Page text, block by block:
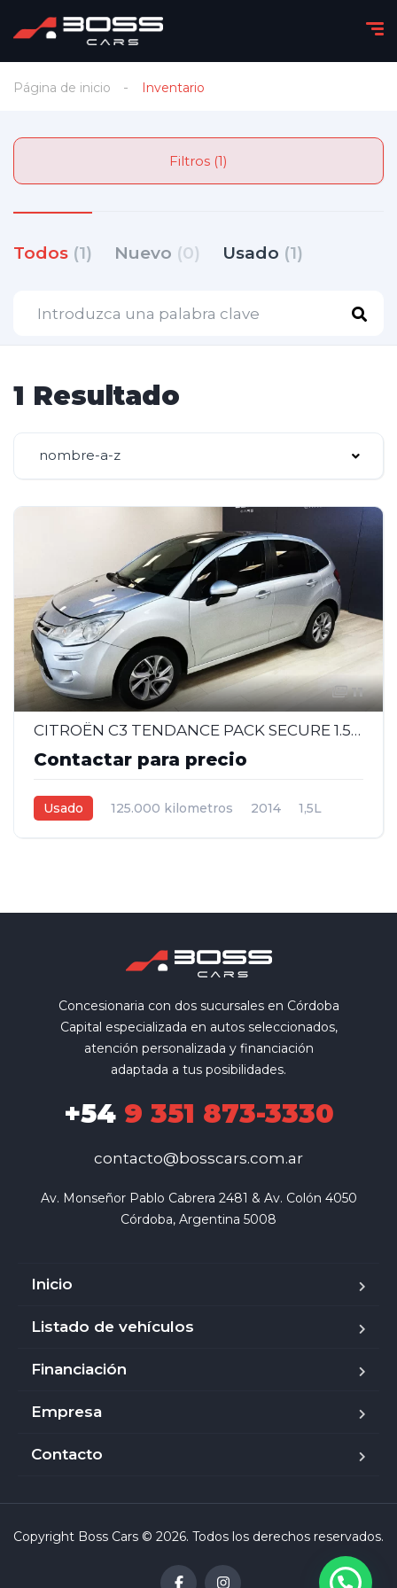
Página de inicio Inventario
Filtros (1)
Todos (1) Nuevo (0) Usado (1)
1 Resultado
nombre-a-z
11
CITROËN C3 TENDANCE PACK SECURE 1.5 – 2014
Contactar para precio
Usado 125.000 kilometros 2014
1,5L
Concesionaria con dos sucursales en Córdoba
Capital especializada en autos seleccionados,
atención personalizada y financiación
adaptada a tus posibilidades.
+549 351 873-3330
contacto@bosscars.com.ar
Av. Monseñor Pablo Cabrera 2481 & Av. Colón 4050
Córdoba, Argentina 5008
Inicio
Listado de vehículos
Financiación
Empresa
Contacto
Copyright Boss Cars © 2026. Todos los derechos reservados.